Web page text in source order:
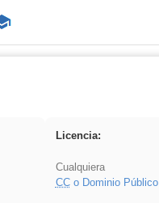
Licencia:
Cualquiera
CCo Dominio Público